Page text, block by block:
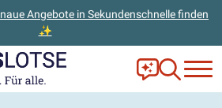
Angebote in Sekundenschnelle finden
✨
Seite springen
Frag Ella!
Zur